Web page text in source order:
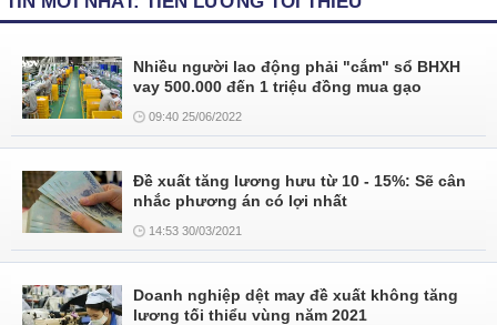
Nhiều người lao động phải "cắm" sổ BHXH
vay 500.000 đến 1 triệu đồng mua gạo
09:40 25/06/2022
Đề xuất tăng lương hưu từ 10 - 15%: Sẽ cân
nhắc phương án có lợi nhất
14:53 30/03/2021
Doanh nghiệp dệt may đề xuất không tăng
lương tối thiểu vùng năm 2021